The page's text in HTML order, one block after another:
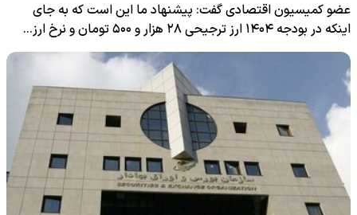
عضو کمیسیون اقتصادی گفت: پیشنهاد ما این است که به جای
اینکه در بودجه ۱۴۰۴ ارز ترجیحی ۲۸ هزار و ۵۰۰ تومان و نرخ ارز…